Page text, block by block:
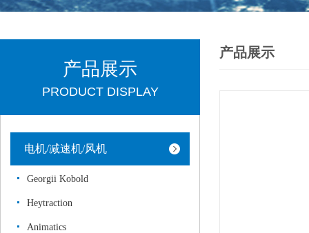
产品展示
PRODUCT DISPLAY
电机/减速机/风机
Georgii Kobold
Heytraction
Animatics
产品展示